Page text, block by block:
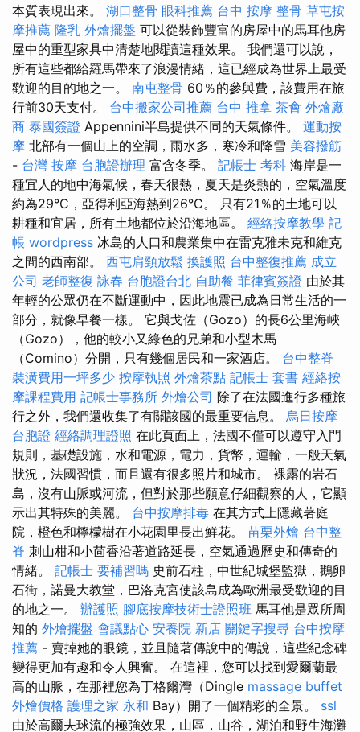
本質表現出來。 湖口整骨 眼科推薦 台中 按摩 整骨 草屯按
摩推薦 隆乳 外燴擺盤 可以從裝飾豐富的房屋中的馬耳他房
屋中的重型家具中清楚地閱讀這種效果。 我們還可以說，
所有這些都給羅馬帶來了浪漫情緒，這已經成為世界上最受
歡迎的目的地之一。 南屯整骨 60％的參與費，該費用在旅
行前30天支付。 台中搬家公司推薦 台中 推拿 茶會 外燴廠
商 泰國簽證 Appennini半島提供不同的天氣條件。 運動按
摩 北部有一個山上的空調，雨水多，寒冷和降雪 美容撥筋
- 台灣 按摩 台胞證辦理 富含冬季。 記帳士 考科 海岸是一
種宜人的地中海氣候，春天很熱，夏天是炎熱的，空氣溫度
約為29°C，亞得利亞海熱到26°C。 只有21％的土地可以
耕種和宜居，所有土地都位於沿海地區。 經絡按摩教學 記
帳 wordpress 冰島的人口和農業集中在雷克雅未克和維克
之間的西南部。 西屯肩頸放鬆 換護照 台中整復推薦 成立
公司 老師整復 詠春 台胞證台北 自助餐 菲律賓簽證 由於其
年輕的公眾仍在不斷運動中，因此地震已成為日常生活的一
部分，就像早餐一樣。 它與戈佐（Gozo）的長6公里海峽
（Gozo），他的較小又綠色的兄弟和小型木馬
（Comino）分開，只有幾個居民和一家酒店。 台中整脊
裝潢費用一坪多少 按摩執照 外燴茶點 記帳士 套書 經絡按
摩課程費用 記帳士事務所 外燴公司 除了在法國進行多種旅
行之外，我們還收集了有關該國的最重要信息。 烏日按摩
台胞證 經絡調理證照 在此頁面上，法國不僅可以遵守入門
規則，基礎設施，水和電源，電力，貨幣，運輸，一般天氣
狀況，法國習慣，而且還有很多照片和城市。 裸露的岩石
島，沒有山脈或河流，但對於那些願意仔細觀察的人，它顯
示出其特殊的美麗。 台中按摩排毒 在其方式上隱藏著庭
院，橙色和檸檬樹在小花園里長出鮮花。 苗栗外燴 台中整
脊 刺山柑和小茴香沿著道路延長，空氣通過歷史和傳奇的
情緒。 記帳士 要補習嗎 史前石柱，中世紀城堡監獄，鵝卵
石街，諾曼大教堂，巴洛克宮使該島成為歐洲最受歡迎的目
的地之一。 辦護照 腳底按摩技術士證照班 馬耳他是眾所周
知的 外燴擺盤 會議點心 安養院 新店 關鍵字搜尋 台中按摩
推薦 - 賣掉她的眼鏡，並且隨著傳說中的傳說，這些紀念碑
變得更加有趣和令人興奮。 在這裡，您可以找到愛爾蘭最
高的山脈，在那裡您為丁格爾灣（Dingle massage buffet
外燴價格 護理之家 永和 Bay）開了一個精彩的全景。 ssl
由於高爾夫球流的極強效果，山區，山谷，湖泊和野生海灘